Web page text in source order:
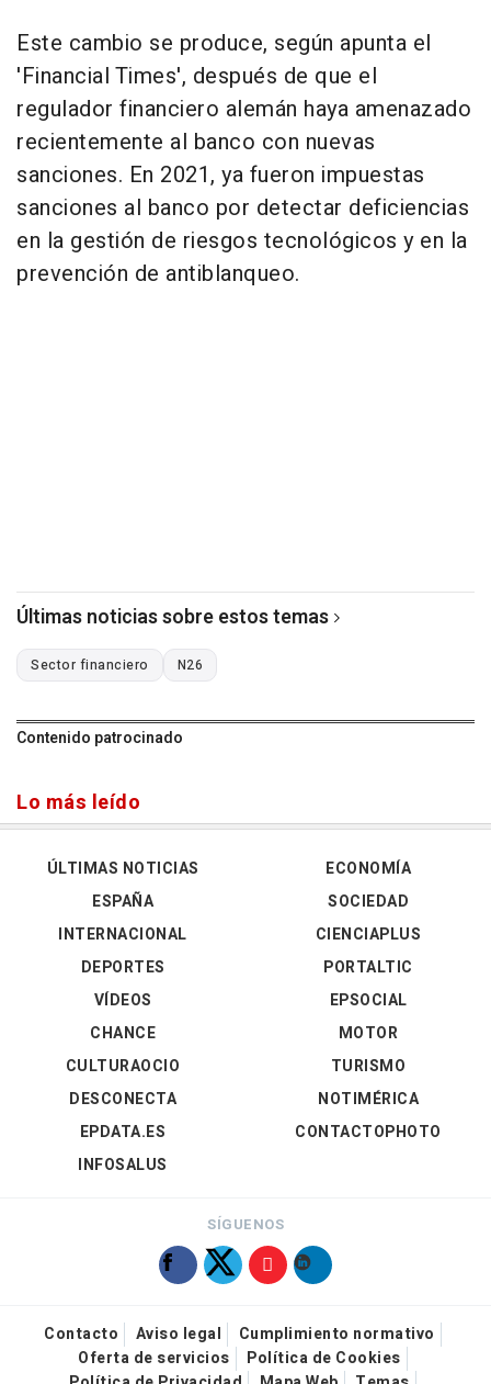
Este cambio se produce, según apunta el
'Financial Times', después de que el
regulador financiero alemán haya amenazado
recientemente al banco con nuevas
sanciones. En 2021, ya fueron impuestas
sanciones al banco por detectar deficiencias
en la gestión de riesgos tecnológicos y en la
prevención de antiblanqueo.
Últimas noticias sobre estos temas
Sector financiero N26
Contenido patrocinado
Lo más leído
ÚLTIMAS NOTICIAS
ESPAÑA
INTERNACIONAL
DEPORTES
VÍDEOS
ECONOMÍA
SOCIEDAD
CIENCIAPLUS
PORTALTIC
EPSOCIAL
CHANCE
CULTURAOCIO
DESCONECTA
EPDATA.ES
INFOSALUS
MOTOR
TURISMO
NOTIMÉRICA
CONTACTOPHOTO
SÍGUENOS
Contacto Aviso legal
Cumplimiento normativo
Oferta de servicios
Política de Cookies